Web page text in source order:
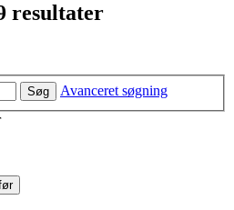
resultater
Søg
Avanceret søgning